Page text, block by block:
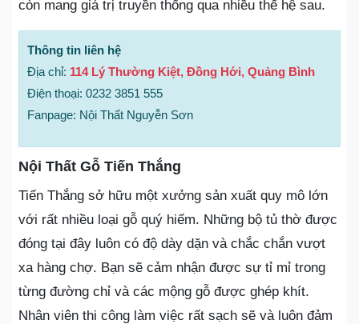
còn mang giá trị truyền thống qua nhiều thế hệ sau.
Thông tin liên hệ
Địa chỉ: 114 Lý Thường Kiệt, Đồng Hới, Quảng Bình
Điện thoại: 0232 3851 555
Fanpage: Nội Thất Nguyễn Sơn
Nội Thất Gỗ Tiến Thắng
Tiến Thắng sở hữu một xưởng sản xuất quy mô lớn
với rất nhiều loại gỗ quý hiếm. Những bộ tủ thờ được
đóng tại đây luôn có độ dày dặn và chắc chắn vượt
xa hàng chợ. Bạn sẽ cảm nhận được sự tỉ mỉ trong
từng đường chỉ và các mộng gỗ được ghép khít.
Nhân viên thi công làm việc rất sạch sẽ và luôn đảm